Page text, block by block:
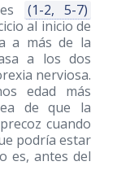
(1-2, 5-7)
al inicio de
a más de la
a los dos
nerviosa.
edad más
de que la
cuando
podría estar
es, antes del